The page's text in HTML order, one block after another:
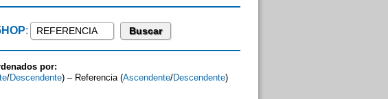
:
por:
/Descendente) – Referencia (Ascendente/Descendente)